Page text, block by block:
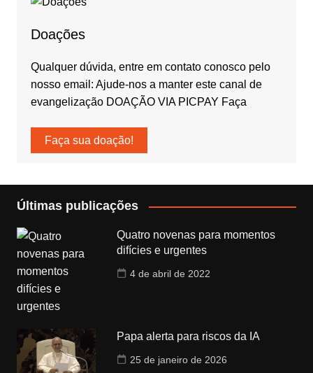
Doações
Qualquer dúvida, entre em contato conosco pelo
nosso email: Ajude-nos a manter este canal de
evangelização DOAÇÃO VIA PICPAY Faça
Faça sua doação!
Últimas publicações
Quatro novenas para momentos
difícies e urgentes
4 de abril de 2022
Papa alerta para riscos da IA
25 de janeiro de 2026